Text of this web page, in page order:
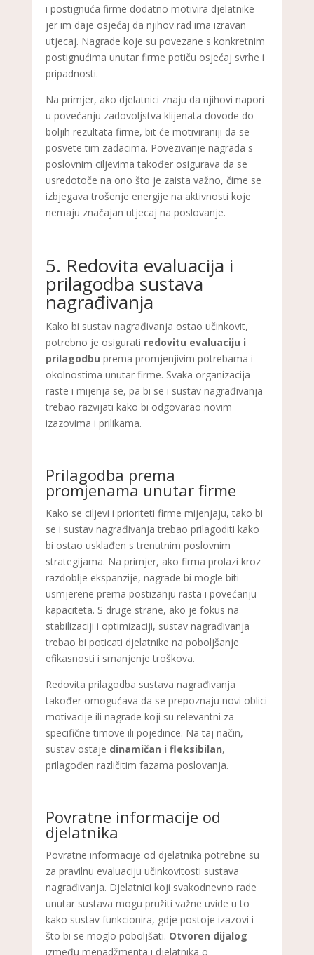
i postignuća firme dodatno motivira djelatnike
jer im daje osjećaj da njihov rad ima izravan
utjecaj. Nagrade koje su povezane s konkretnim
postignućima unutar firme potiču osjećaj svrhe i
pripadnosti.
Na primjer, ako djelatnici znaju da njihovi napori
u povećanju zadovoljstva klijenata dovode do
boljih rezultata firme, bit će motiviraniji da se
posvete tim zadacima. Povezivanje nagrada s
poslovnim ciljevima također osigurava da se
usredotoče na ono što je zaista važno, čime se
izbjegava trošenje energije na aktivnosti koje
nemaju značajan utjecaj na poslovanje.
5. Redovita evaluacija i
prilagodba sustava
nagrađivanja
Kako bi sustav nagrađivanja ostao učinkovit,
potrebno je osigurati redovitu evaluaciju i
prilagodbu prema promjenjivim potrebama i
okolnostima unutar firme. Svaka organizacija
raste i mijenja se, pa bi se i sustav nagrađivanja
trebao razvijati kako bi odgovarao novim
izazovima i prilikama.
Prilagodba prema
promjenama unutar firme
Kako se ciljevi i prioriteti firme mijenjaju, tako bi
se i sustav nagrađivanja trebao prilagoditi kako
bi ostao usklađen s trenutnim poslovnim
strategijama. Na primjer, ako firma prolazi kroz
razdoblje ekspanzije, nagrade bi mogle biti
usmjerene prema postizanju rasta i povećanju
kapaciteta. S druge strane, ako je fokus na
stabilizaciji i optimizaciji, sustav nagrađivanja
trebao bi poticati djelatnike na poboljšanje
efikasnosti i smanjenje troškova.
Redovita prilagodba sustava nagrađivanja
također omogućava da se prepoznaju novi oblici
motivacije ili nagrade koji su relevantni za
specifične timove ili pojedince. Na taj način,
sustav ostaje dinamičan i fleksibilan,
prilagođen različitim fazama poslovanja.
Povratne informacije od
djelatnika
Povratne informacije od djelatnika potrebne su
za pravilnu evaluaciju učinkovitosti sustava
nagrađivanja. Djelatnici koji svakodnevno rade
unutar sustava mogu pružiti važne uvide u to
kako sustav funkcionira, gdje postoje izazovi i
što bi se moglo poboljšati. Otvoren dijalog
između menadžmenta i djelatnika o